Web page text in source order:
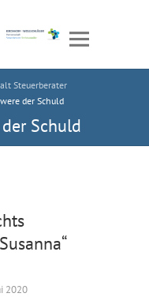
Steuerberater
der Schuld
Schuld
2020